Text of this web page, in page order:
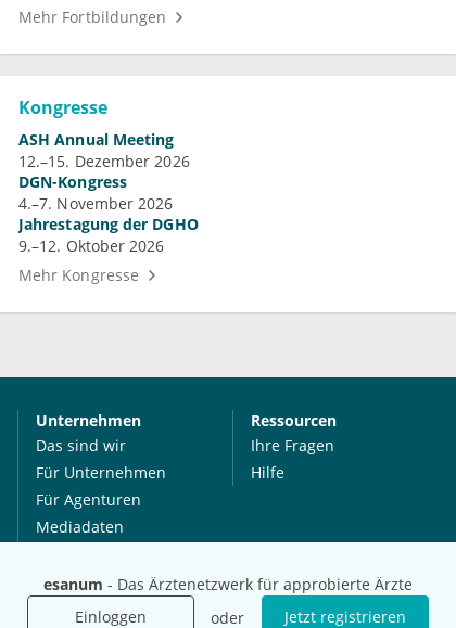
esanum - Das Ärztenetzwerk für approbierte Ärzte
Einloggen
oder Jetzt registrieren
Mehr Fortbildungen
Kongresse
ASH Annual Meeting
12.–15. Dezember 2026
DGN-Kongress
4.–7. November 2026
Jahrestagung der DGHO
9.–12. Oktober 2026
Mehr Kongresse
Unternehmen
Das sind wir
Für Unternehmen
Für Agenturen
Mediadaten
Karriere
Ressourcen
Ihre Fragen
Hilfe